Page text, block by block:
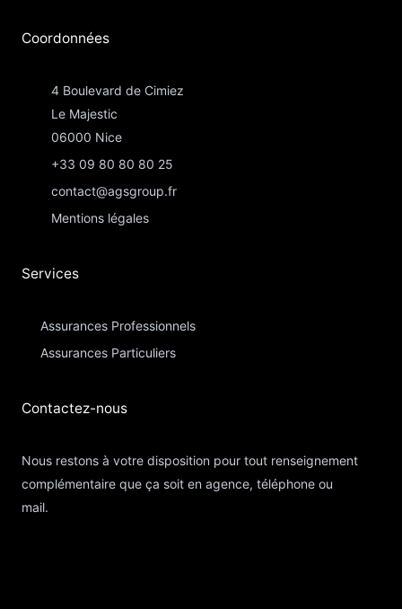
Coordonnées​
4 Boulevard de Cimiez
Le Majestic
06000 Nice
+33 09 80 80 80 25
contact@agsgroup.fr
Mentions légales
Services
Assurances Professionnels
Assurances Particuliers​
Contactez-nous​
Nous restons à votre disposition pour tout renseignement
complémentaire que ça soit en agence, téléphone ou
mail.